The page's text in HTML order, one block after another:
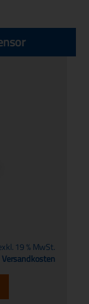
19 % MwSt.
Versandkosten